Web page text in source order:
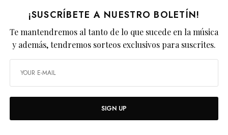
¡SUSCRÍBETE A NUESTRO BOLETÍN!
Te mantendremos al tanto de lo que sucede en la música
y además, tendremos sorteos exclusivos para suscrites.
SIGN UP